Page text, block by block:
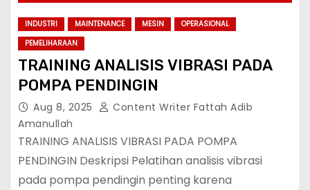
INDUSTRI MAINTENANCE MESIN
OPERASIONAL
PEMELIHARAAN
TRAINING ANALISIS VIBRASI PADA
POMPA PENDINGIN
Aug 8, 2025
Content Writer Fattah Adib
Amanullah
TRAINING ANALISIS VIBRASI PADA POMPA
PENDINGIN Deskripsi Pelatihan analisis vibrasi
pada pompa pendingin penting karena